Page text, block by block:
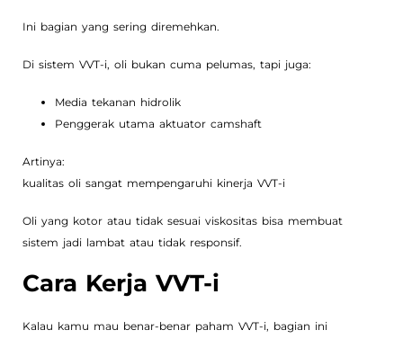
Ini bagian yang sering diremehkan.
Di sistem VVT-i, oli bukan cuma pelumas, tapi juga:
Media tekanan hidrolik
Penggerak utama aktuator camshaft
Artinya:
kualitas oli sangat mempengaruhi kinerja VVT-i
Oli yang kotor atau tidak sesuai viskositas bisa membuat
sistem jadi lambat atau tidak responsif.
Cara Kerja VVT-i
Kalau kamu mau benar-benar paham VVT-i, bagian ini